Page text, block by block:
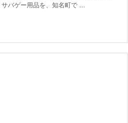
サバゲー用品を、知名町で ...